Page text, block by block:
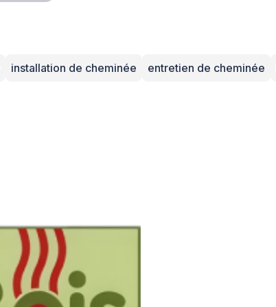
installation de cheminée entretien de cheminée